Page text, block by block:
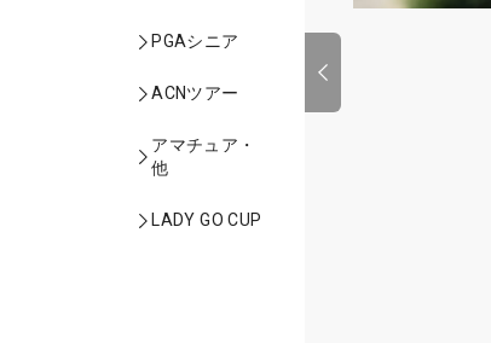
PGAシニア
ACNツアー
アマチュア・
他
LADY GO CUP